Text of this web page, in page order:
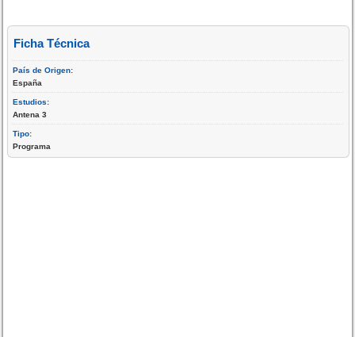
Ficha Técnica
País de Origen:
España
Estudios:
Antena 3
Tipo:
Programa